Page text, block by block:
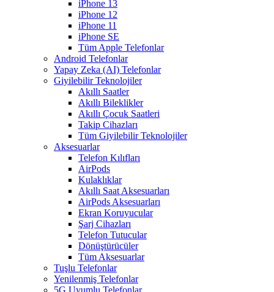
iPhone 13
iPhone 12
iPhone 11
iPhone SE
Tüm Apple Telefonlar
Android Telefonlar
Yapay Zeka (AI) Telefonlar
Giyilebilir Teknolojiler
Akıllı Saatler
Akıllı Bileklikler
Akıllı Çocuk Saatleri
Takip Cihazları
Tüm Giyilebilir Teknolojiler
Aksesuarlar
Telefon Kılıfları
AirPods
Kulaklıklar
Akıllı Saat Aksesuarları
AirPods Aksesuarları
Ekran Koruyucular
Şarj Cihazları
Telefon Tutucular
Dönüştürücüler
Tüm Aksesuarlar
Tuşlu Telefonlar
Yenilenmiş Telefonlar
5G Uyumlu Telefonlar